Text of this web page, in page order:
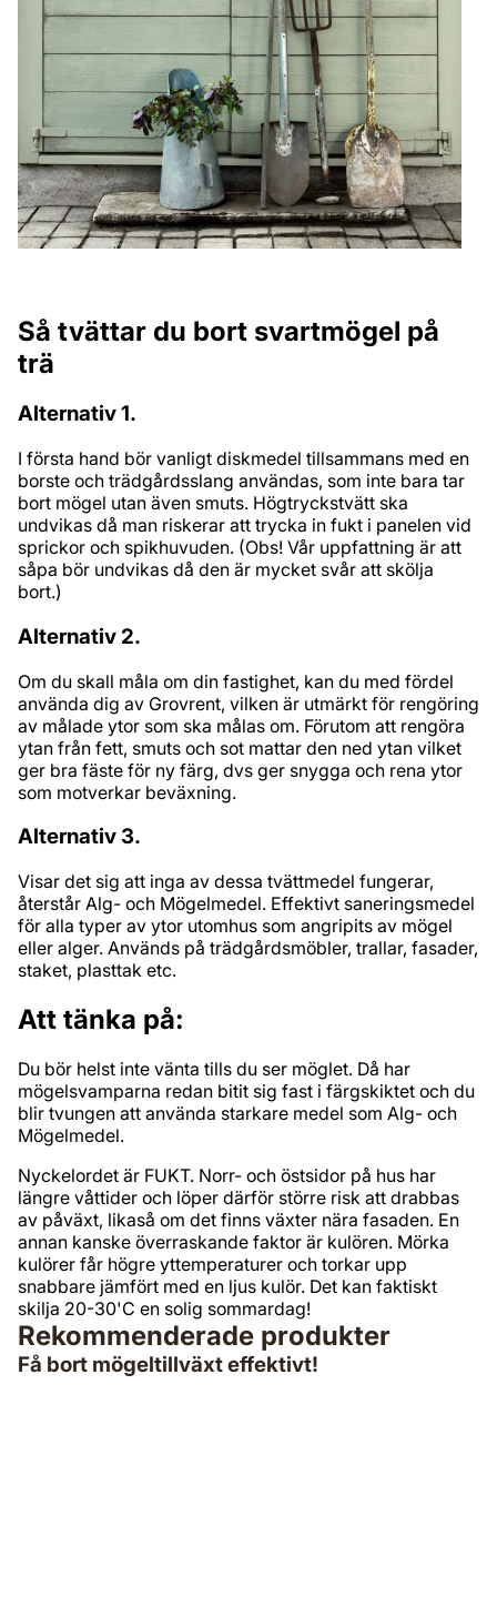
Så tvättar du bort svartmögel på
trä
Alternativ 1.
I första hand bör vanligt diskmedel tillsammans med en
borste och trädgårdsslang användas, som inte bara tar
bort mögel utan även smuts. Högtryckstvätt ska
undvikas då man riskerar att trycka in fukt i panelen vid
sprickor och spikhuvuden. (Obs! Vår uppfattning är att
såpa bör undvikas då den är mycket svår att skölja
bort.)
Alternativ 2.
Om du skall måla om din fastighet, kan du med fördel
använda dig av Grovrent, vilken är utmärkt för rengöring
av målade ytor som ska målas om. Förutom att rengöra
ytan från fett, smuts och sot mattar den ned ytan vilket
ger bra fäste för ny färg, dvs ger snygga och rena ytor
som motverkar beväxning.
Alternativ 3.
Visar det sig att inga av dessa tvättmedel fungerar,
återstår Alg- och Mögelmedel. Effektivt saneringsmedel
för alla typer av ytor utomhus som angripits av mögel
eller alger. Används på trädgårdsmöbler, trallar, fasader,
staket, plasttak etc.
Att tänka på:
Du bör helst inte vänta tills du ser möglet. Då har
mögelsvamparna redan bitit sig fast i färgskiktet och du
blir tvungen att använda starkare medel som Alg- och
Mögelmedel.
Nyckelordet är FUKT. Norr- och östsidor på hus har
längre våttider och löper därför större risk att drabbas
av påväxt, likaså om det finns växter nära fasaden. En
annan kanske överraskande faktor är kulören. Mörka
kulörer får högre yttemperaturer och torkar upp
snabbare jämfört med en ljus kulör. Det kan faktiskt
skilja 20-30'C en solig sommardag!
Rekommenderade produkter
Få bort mögeltillväxt effektivt!